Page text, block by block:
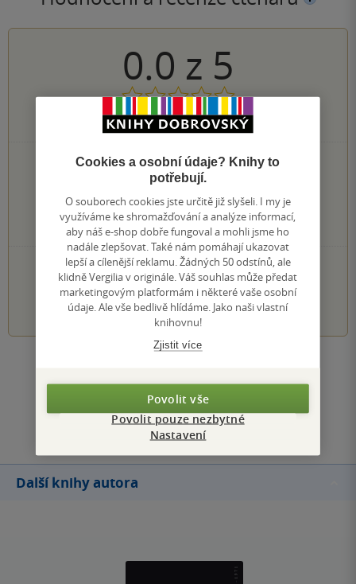
0.0 z 5
0hodnocení čtenářů
0×
5 hvězdiček
0×
4 hvězdičky
0×
3 hvězdičky
0×
2 hvězdičky
0×
1 hvezdička
PŘIDEJTE SVÉ HODNOCENÍ KNIHY
1 2 3 4 5
Přidat hodnocení
Další knihy autora
Cookies a osobní údaje? Knihy to
potřebují.
O souborech cookies jste určitě již slyšeli. I my je
využíváme ke shromažďování a analýze informací,
aby náš e-shop dobře fungoval a mohli jsme ho
nadále zlepšovat. Také nám pomáhají ukazovat
lepší a cílenější reklamu. Žádných 50 odstínů, ale
klidně Vergilia v originále. Váš souhlas může předat
marketingovým platformám i některé vaše osobní
údaje. Ale vše bedlivě hlídáme. Jako naši vlastní
knihovnu!
Zjistit více
Povolit vše
Povolit pouze nezbytné
Nastavení